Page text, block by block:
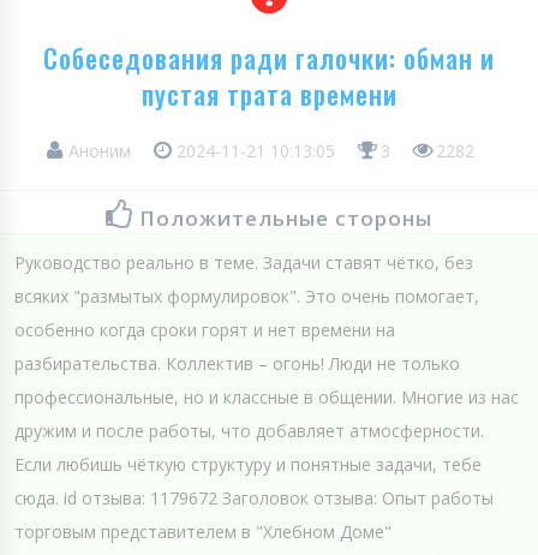
Собеседования ради галочки: обман и
пустая трата времени
Аноним 2024-11-21 10:13:05 3 2282
Положительные стороны
Руководство реально в теме. Задачи ставят чётко, без
всяких "размытых формулировок". Это очень помогает,
особенно когда сроки горят и нет времени на
разбирательства. Коллектив – огонь! Люди не только
профессиональные, но и классные в общении. Многие из нас
дружим и после работы, что добавляет атмосферности.
Если любишь чёткую структуру и понятные задачи, тебе
сюда. id отзыва: 1179672 Заголовок отзыва: Опыт работы
торговым представителем в "Хлебном Доме"